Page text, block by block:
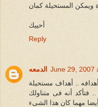
ويمكن المستحيلة كمان
أحييك
Reply
الدمعه
June 29, 2007
.. أهداف مستحيلة
أنه فى متناولك
أيضا مهما كان هذا الشىء